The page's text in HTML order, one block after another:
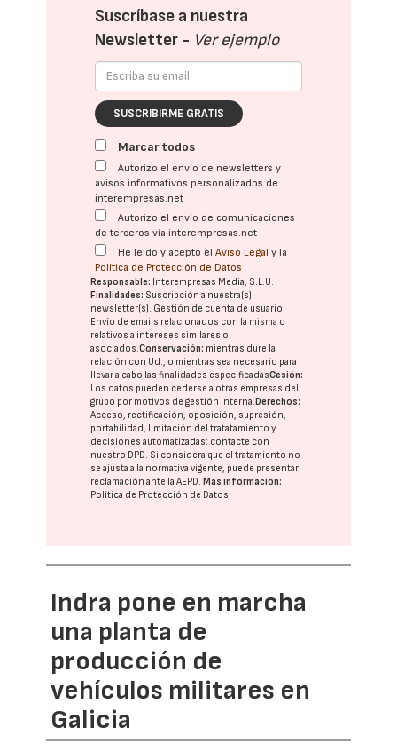
Suscríbase a nuestra
Newsletter - Ver ejemplo
SUSCRIBIRME GRATIS
Marcar todos
Autorizo el envío de newsletters y
avisos informativos personalizados de
interempresas.net
Autorizo el envío de comunicaciones
de terceros vía interempresas.net
He leído y acepto elAviso Legal y la
Política de Protección de Datos
Responsable: Interempresas Media, S.L.U.
Finalidades: Suscripción a nuestra(s)
newsletter(s). Gestión de cuenta de usuario.
Envío de emails relacionados con la misma o
relativos a intereses similares o
asociados.Conservación: mientras dure la
relación con Ud., o mientras sea necesario para
llevar a cabo las finalidades especificadasCesión:
Los datos pueden cederse a otras empresas del
grupo por motivos de gestión interna.Derechos:
Acceso, rectificación, oposición, supresión,
portabilidad, limitación del tratatamiento y
decisiones automatizadas: contacte con
nuestro DPD. Si considera que el tratamiento no
se ajusta a la normativa vigente, puede presentar
reclamación ante laAEPD.Más información:
Política de Protección de Datos
Indra pone en marcha
una planta de
producción de
vehículos militares en
Galicia